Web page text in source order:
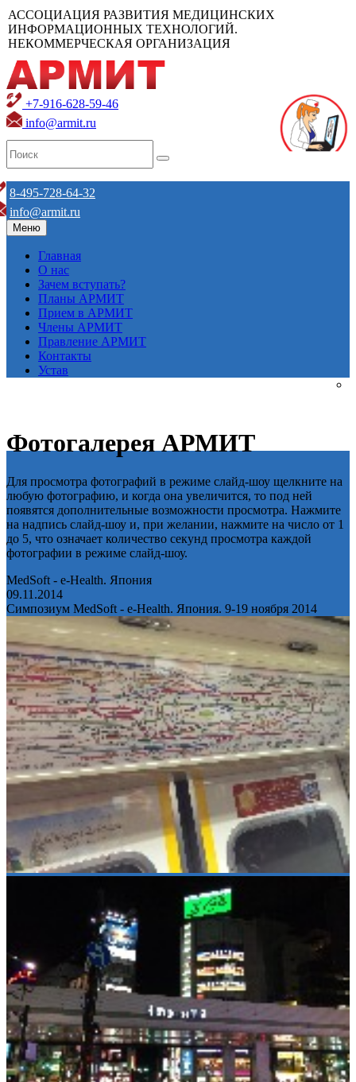
АССОЦИАЦИЯ РАЗВИТИЯ МЕДИЦИНСКИХ
ИНФОРМАЦИОННЫХ ТЕХНОЛОГИЙ.
НЕКОММЕРЧЕСКАЯ ОРГАНИЗАЦИЯ
+7-916-628-59-46
info@armit.ru
8-495-728-64-32
info@armit.ru
Меню
Главная
О нас
Зачем вступать?
Планы АРМИТ
Прием в АРМИТ
Члены АРМИТ
Правление АРМИТ
Контакты
Устав
Фотогалерея АРМИТ
Для просмотра фотографий в режиме слайд-шоу щелкните на
любую фотографию, и когда она увеличится, то под ней
появятся дополнительные возможности просмотра. Нажмите
на надпись слайд-шоу и, при желании, нажмите на число от 1
до 5, что означает количество секунд просмотра каждой
фотографии в режиме слайд-шоу.
MedSoft - e-Health. Япония
09.11.2014
Симпозиум MedSoft - e-Health. Япония. 9-19 ноября 2014